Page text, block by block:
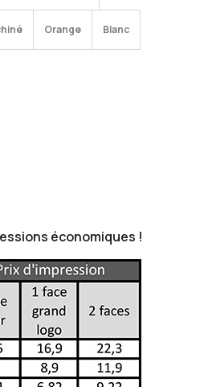
Orange Blanc
économiques !